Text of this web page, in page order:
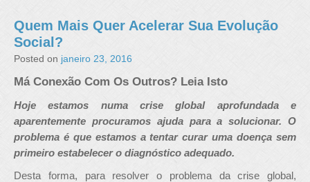
Quem Mais Quer Acelerar Sua Evolução
Social?
Posted on janeiro 23, 2016
Má Conexão Com Os Outros? Leia Isto
Hoje estamos numa crise global aprofundada e
aparentemente procuramos ajuda para a solucionar. O
problema é que estamos a tentar curar uma doença sem
primeiro estabelecer o diagnóstico adequado.
Desta forma, para resolver o problema da crise global,